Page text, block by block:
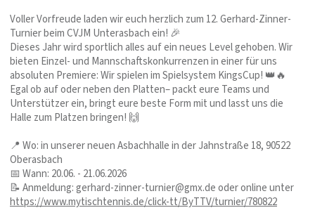
Voller Vorfreude laden wir euch herzlich zum 12. Gerhard-Zinner-
Turnier beim CVJM Unterasbach ein! 🎉
Dieses Jahr wird sportlich alles auf ein neues Level gehoben. Wir
bieten Einzel- und Mannschaftskonkurrenzen in einer für uns
absoluten Premiere: Wir spielen im Spielsystem KingsCup! 👑🔥
Egal ob auf oder neben den Platten– packt eure Teams und
Unterstützer ein, bringt eure beste Form mit und lasst uns die
Halle zum Platzen bringen! 🙌
📍 Wo: in unserer neuen Asbachhalle in der Jahnstraße 18, 90522
Oberasbach
📅 Wann: 20.06. - 21.06.2026
📝 Anmeldung: gerhard-zinner-turnier@gmx.de oder online unter
https://www.mytischtennis.de/click-tt/ByTTV/turnier/780822